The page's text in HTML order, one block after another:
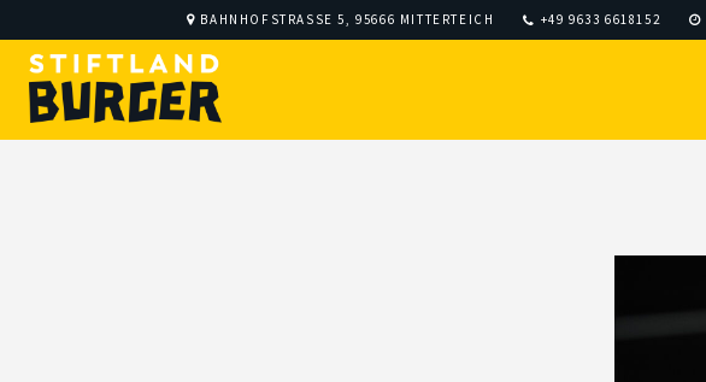
BAHNHOFSTRASSE 5, 95666 MITTERTEICH +49 9633 6618152